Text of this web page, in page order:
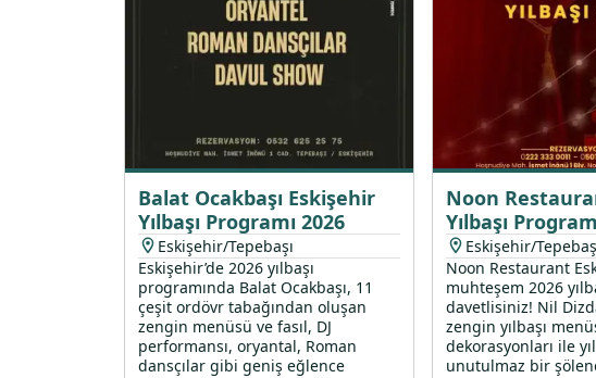
Balat Ocakbaşı Eskişehir
Yılbaşı Programı 2026
Eskişehir/Tepebaşı
Eskişehir’de 2026 yılbaşı
programında Balat Ocakbaşı, 11
çeşit ordövr tabağından oluşan
zengin menüsü ve fasıl, DJ
performansı, oryantal, Roman
dansçılar gibi geniş eğlence
Noon
Yılbaşı
Eskişehir/
Noon Restaurant
muhteşem 2026
davetlisiniz! Nil
zengin yılbaşı
dekorasyonları ile
unutulmaz bir